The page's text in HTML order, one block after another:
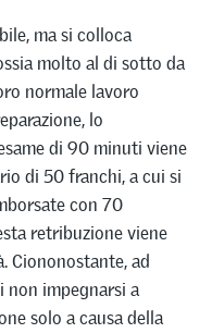
ma si colloca
molto al di sotto da
normale lavoro
lo
di 90 minuti viene
di 50 franchi, a cui si
con 70
retribuzione viene
Ciononostante, ad
non impegnarsi a
solo a causa della